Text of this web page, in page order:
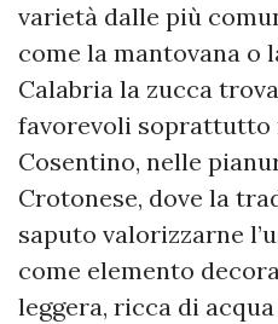
varietà dalle più
come la mantovana o
Calabria la zucca
favorevoli soprattutto
Cosentino, nelle
Crotonese, dove la
saputo valorizzarne
come elemento
leggera, ricca di